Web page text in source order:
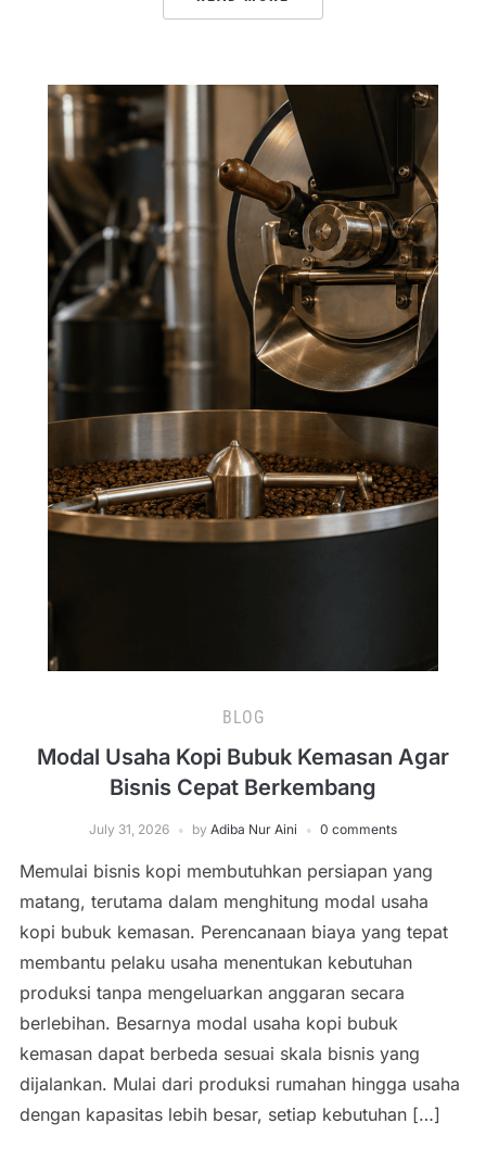
BLOG
Modal Usaha Kopi Bubuk Kemasan Agar
Bisnis Cepat Berkembang
July 31, 2026 by Adiba Nur Aini 0 comments
Memulai bisnis kopi membutuhkan persiapan yang
matang, terutama dalam menghitung modal usaha
kopi bubuk kemasan. Perencanaan biaya yang tepat
membantu pelaku usaha menentukan kebutuhan
produksi tanpa mengeluarkan anggaran secara
berlebihan. Besarnya modal usaha kopi bubuk
kemasan dapat berbeda sesuai skala bisnis yang
dijalankan. Mulai dari produksi rumahan hingga usaha
dengan kapasitas lebih besar, setiap kebutuhan […]